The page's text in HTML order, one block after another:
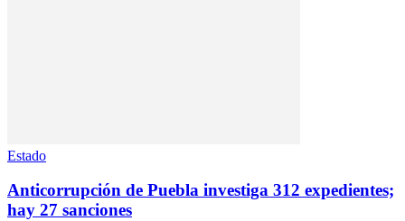
Estado
Anticorrupción de Puebla investiga 312 expedientes;
hay 27 sanciones